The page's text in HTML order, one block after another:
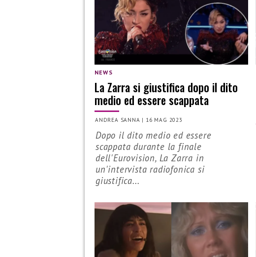
NEWS
La Zarra si giustifica dopo il dito
medio ed essere scappata
ANDREA SANNA | 16 MAG 2023
Dopo il dito medio ed essere
scappata durante la finale
dell'Eurovision, La Zarra in
un'intervista radiofonica si
giustifica...